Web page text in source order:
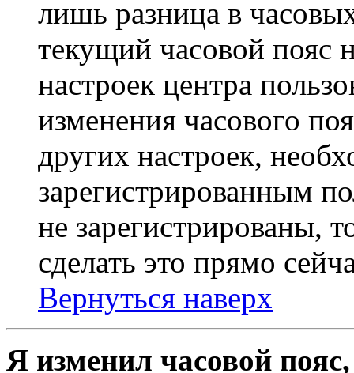
лишь разница в
текущий часовой пояс
настроек центра
изменения часового
других настроек,
зарегистрированным
не зарегистрированы,
сделать это прямо
Вернуться наверх
Я изменил часовой